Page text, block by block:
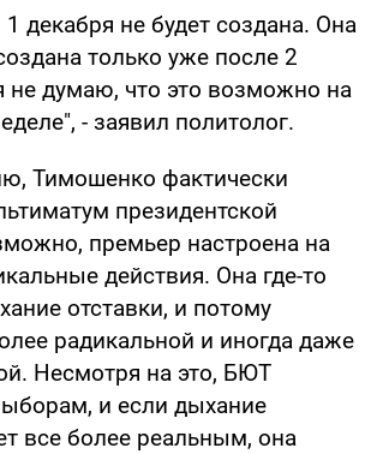
декабря не будет создана. Она
только уже после 2
не думаю, что это возможно на
- заявил политолог.
Тимошенко фактически
президентской
премьер настроена на
действия. Она где-то
отставки, и потому
радикальной и иногда даже
Несмотря на это, БЮТ
и если дыхание
все более реальным, она